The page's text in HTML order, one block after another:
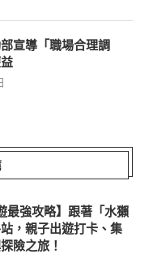
宣導「職場合理調
最強攻略】跟著「水獺
，親子出遊打卡、集
險之旅！